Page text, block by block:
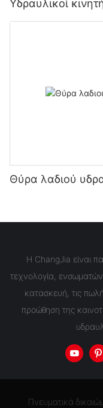
Υδραυλικοί
Θύρα λαδιού
Η ChangJia είναι
τεχνολογία,
κατασκευή, τις
προώθηση της
Πνευματικά